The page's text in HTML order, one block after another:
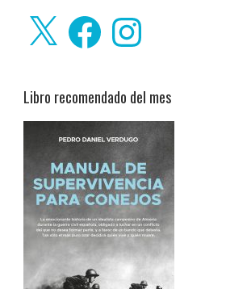
FacebookInstagram
Libro recomendado del mes